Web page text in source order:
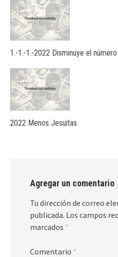
1.-1.-1.-2022 Disminuye el
2022 Menos Jesuítas
Agregar un comentario
Tu dirección de correo
publicada. Los campos
marcados *
Comentario *